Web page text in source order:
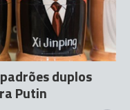
duplos
Putin